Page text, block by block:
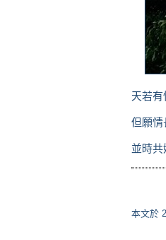
天若有
但願情
並時共
本文於